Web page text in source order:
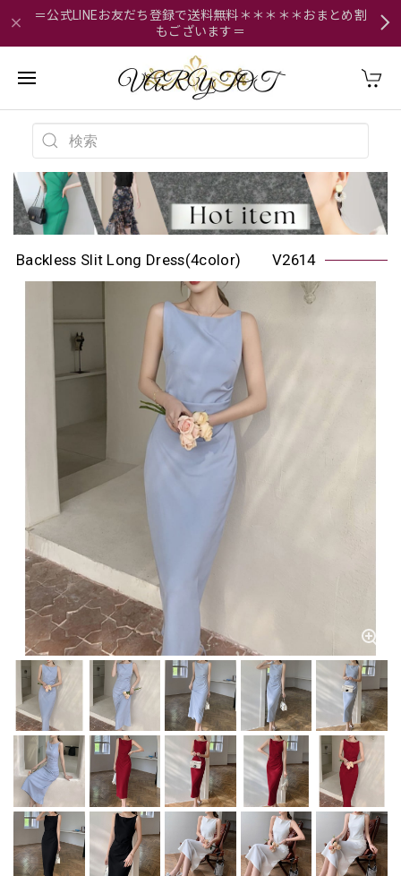
＝公式LINEお友だち登録で送料無料＊＊＊＊＊おまとめ割
もございます＝
Backless Slit Long Dress(4color) V2614